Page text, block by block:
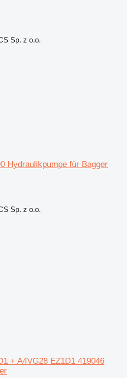
Sp. z o.o.
Hydraulikpumpe für Bagger
Sp. z o.o.
+ A4VG28 EZ1D1 419046